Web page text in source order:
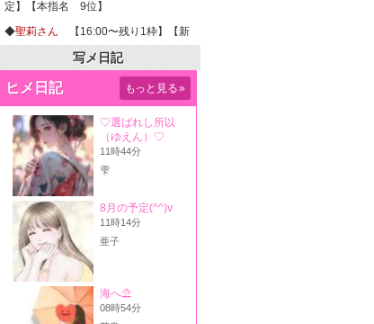
定】【本指名 9位】
◆聖莉さん 【16:00〜残り1枠】【新
人】
◆蒼さん【16:30〜残り1枠】【本指
名 1位】
◆宏美さん【17:00〜予約受付中】
【本指名 14位】
◆架純さん【受付終了】【本指名
4位】
◆悠子さん【受付終了】【本指名
10位】
心愛さん【受付終了】
写メ日記
ヒメ日記 もっと見る»